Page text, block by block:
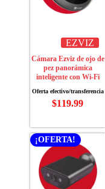
EZVIZ
Cámara Ezviz de ojo de
pez panorámica
inteligente con Wi-Fi
$119.99
¡OFERTA!